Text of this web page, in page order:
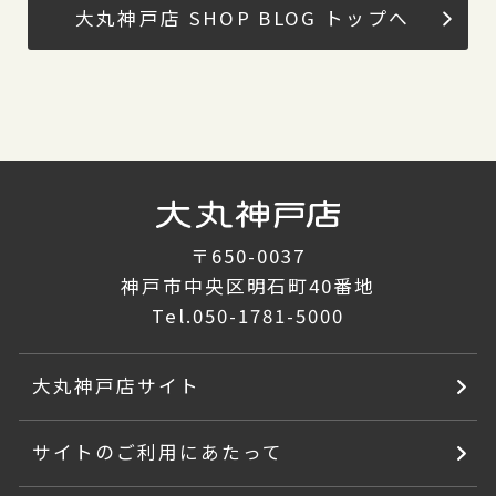
大丸神戸店 SHOP BLOG トップへ
〒650-0037
神戸市中央区明石町40番地
Tel.050-1781-5000
大丸神戸店サイト
サイトのご利用にあたって